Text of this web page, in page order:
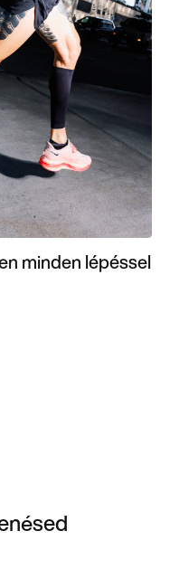
minden lépéssel